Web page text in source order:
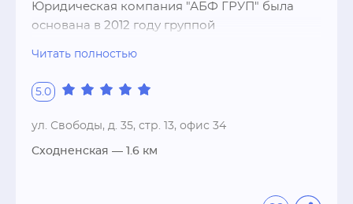
Юридическая компания "АБФ ГРУП" была
основана в 2012 году группой
юридического обслуживания компаний. За
плечами наших сотрудников работа в
ведущих компаниях России, а также в органах
общение с коллегами в России и за рубежом,
иностранных деловых кругов убедил нас в
Читать полностью
5.0
ул. Свободы, д. 35, стр. 13, офис 34
Сходненская — 1.6 км